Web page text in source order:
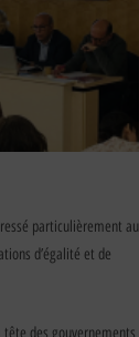
particulièrement au
d’égalité et de